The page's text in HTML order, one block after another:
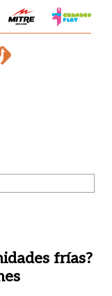
frías?